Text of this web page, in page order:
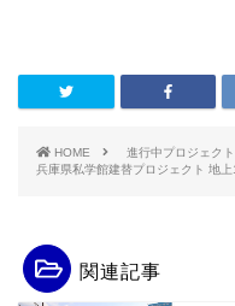
HOME 進行中プロジェクト
兵庫県私学館建替プロジェクト 地
関連記事